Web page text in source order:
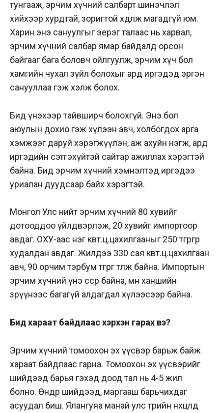
тунгааж, эрчим хүчний салбарт шинэчлэл
хийхээр хурдтай, зоригтой хөдөлж магадгүй юм.
Харин энэ сануулгыг эерэг талаас нь харвал,
эрчим хүчний салбар ямар байдалд орсон
байгааг бага боловч ойлгуулж, эрчим хүч бол
хамгийн чухал зүйл болохыг ард иргэдэд эргэн
санууллаа гэж хэлж болох.
Бид үнэхээр тайвширч болохгүй. Энэ бол
аюулын дохио гэж хүлээн авч, холбогдох арга
хэмжээг даруй хэрэгжүүлэн, аж ахуйн нэгж, ард
иргэдийн сэтгэхүйтэй сайтар ажиллах хэрэгтэй
байна. Бид эрчим хүчний хэмнэлтэд иргэдээ
уриалан дуудсаар байх хэрэгтэй.
Монгол Улс нийт эрчим хүчний 80 хувийг
дотооддоо үйлдвэрлэж, 20 хувийг импортоор
авдаг. ОХУ-аас нэг квт.ц.цахилгааныг 250 төгрөгөөр
худалдан авдаг. Жилдээ 330 сая квт.ц.цахилгаан
авч, 90 орчим тэрбум төгрөг төлж байна. Импортын
эрчим хүчний үнэ өссөөр байна, мөн ханшийн
зөрүүнээс багагүй алдагдал хүлээсээр байна.
Бид хараат байдлаас хэрхэн гарах вэ?
Эрчим хүчний томоохон эх үүсвэр барьж байж
хараат байдлаас гарна. Томоохон эх үүсвэрийг
шийдээд барья гэхэд доод тал нь 4-5 жил
болно. Өнөөдөр шийдээд, маргааш барьчихдаг
асуудал биш. Ялангуяа манай улс төрийн нөхцөлд